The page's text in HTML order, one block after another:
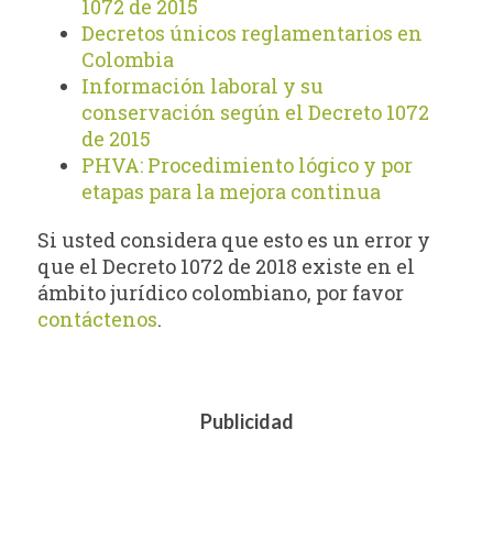
1072 de 2015
Decretos únicos reglamentarios en
Colombia
Información laboral y su
conservación según el Decreto 1072
de 2015
PHVA: Procedimiento lógico y por
etapas para la mejora continua
Si usted considera que esto es un error y
que el Decreto 1072 de 2018 existe en el
ámbito jurídico colombiano, por favor
contáctenos.
Publicidad